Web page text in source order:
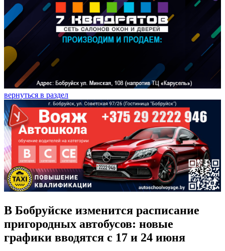
вернуться в раздел
В Бобруйске изменится расписание
пригородных автобусов: новые
графики вводятся с 17 и 24 июня